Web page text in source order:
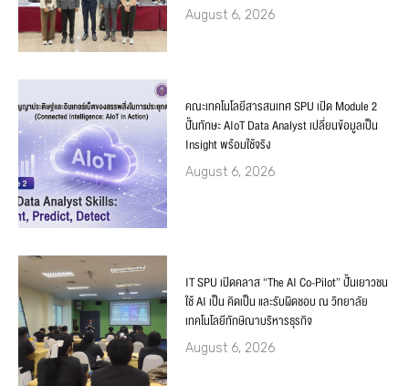
August 6, 2026
คณะเทคโนโลยีสารสนเทศ SPU เปิด Module 2
ปั้นทักษะ AIoT Data Analyst เปลี่ยนข้อมูลเป็น
Insight พร้อมใช้จริง
August 6, 2026
IT SPU เปิดคลาส “The AI Co-Pilot” ปั้นเยาวชน
ใช้ AI เป็น คิดเป็น และรับผิดชอบ ณ วิทยาลัย
เทคโนโลยีทักษิณาบริหารธุรกิจ
August 6, 2026